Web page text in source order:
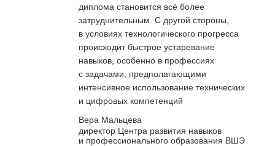
диплома становится всё более
затруднительным. С другой стороны,
в условиях технологического прогресса
происходит быстрое устаревание
навыков, особенно в профессиях
с задачами, предполагающими
интенсивное использование технических
и цифровых компетенций
Вера Мальцева
директор Центра развития навыков
и профессионального образования ВШЭ